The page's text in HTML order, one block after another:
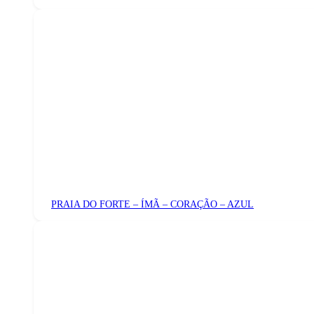
PRAIA DO FORTE – ÍMÃ – CORAÇÃO – AZUL